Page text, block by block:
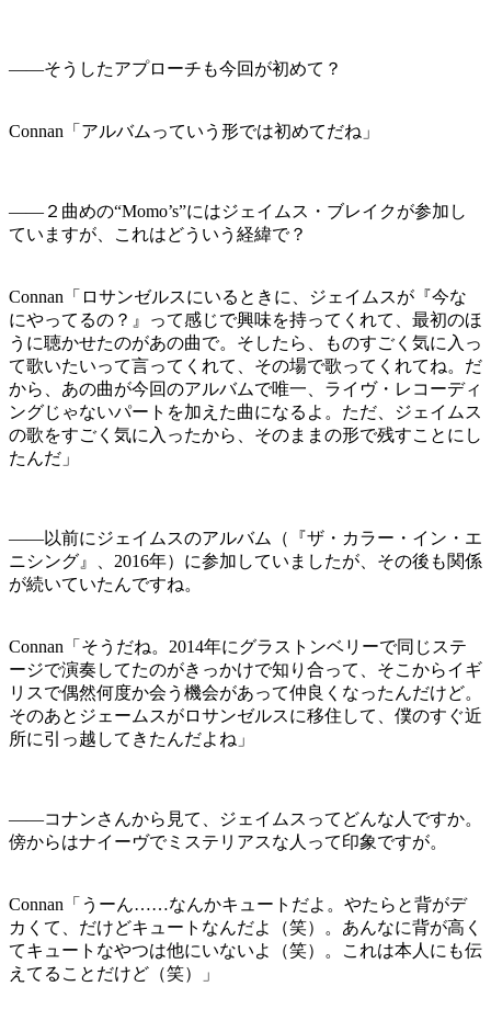
――そうしたアプローチも今回が初めて？
Connan「アルバムっていう形では初めてだね」
――２曲めの“Momo’s”にはジェイムス・ブレイクが参加し
ていますが、これはどういう経緯で？
Connan「ロサンゼルスにいるときに、ジェイムスが『今な
にやってるの？』って感じで興味を持ってくれて、最初のほ
うに聴かせたのがあの曲で。そしたら、ものすごく気に入っ
て歌いたいって言ってくれて、その場で歌ってくれてね。だ
から、あの曲が今回のアルバムで唯一、ライヴ・レコーディ
ングじゃないパートを加えた曲になるよ。ただ、ジェイムス
の歌をすごく気に入ったから、そのままの形で残すことにし
たんだ」
――以前にジェイムスのアルバム（『ザ・カラー・イン・エ
ニシング』、2016年）に参加していましたが、その後も関係
が続いていたんですね。
Connan「そうだね。2014年にグラストンベリーで同じステ
ージで演奏してたのがきっかけで知り合って、そこからイギ
リスで偶然何度か会う機会があって仲良くなったんだけど。
そのあとジェームスがロサンゼルスに移住して、僕のすぐ近
所に引っ越してきたんだよね」
――コナンさんから見て、ジェイムスってどんな人ですか。
傍からはナイーヴでミステリアスな人って印象ですが。
Connan「うーん……なんかキュートだよ。やたらと背がデ
カくて、だけどキュートなんだよ（笑）。あんなに背が高く
てキュートなやつは他にいないよ（笑）。これは本人にも伝
えてることだけど（笑）」